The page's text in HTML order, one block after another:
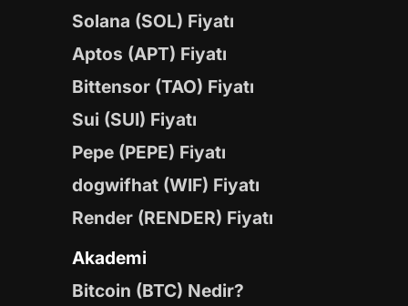
Solana (SOL) Fiyatı
Aptos (APT) Fiyatı
Bittensor (TAO) Fiyatı
Sui (SUI) Fiyatı
Pepe (PEPE) Fiyatı
dogwifhat (WIF) Fiyatı
Render (RENDER) Fiyatı
Akademi
Bitcoin (BTC) Nedir?